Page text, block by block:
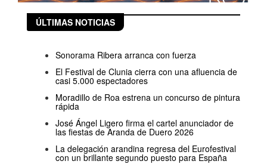
ÚLTIMAS NOTICIAS
Sonorama Ribera arranca con fuerza
El Festival de Clunia cierra con una afluencia de
casi 5.000 espectadores
Moradillo de Roa estrena un concurso de pintura
rápida
José Ángel Ligero firma el cartel anunciador de
las fiestas de Aranda de Duero 2026
La delegación arandina regresa del Eurofestival
con un brillante segundo puesto para España